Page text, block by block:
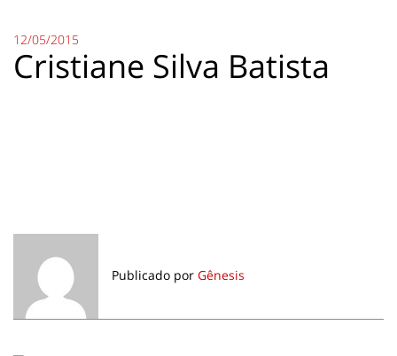
12/05/2015
Cristiane Silva Batista
Publicado por Gênesis